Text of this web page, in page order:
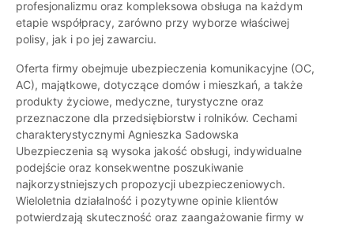
profesjonalizmu oraz kompleksowa obsługa na każdym
etapie współpracy, zarówno przy wyborze właściwej
polisy, jak i po jej zawarciu.
Oferta firmy obejmuje ubezpieczenia komunikacyjne (OC,
AC), majątkowe, dotyczące domów i mieszkań, a także
produkty życiowe, medyczne, turystyczne oraz
przeznaczone dla przedsiębiorstw i rolników. Cechami
charakterystycznymi Agnieszka Sadowska
Ubezpieczenia są wysoka jakość obsługi, indywidualne
podejście oraz konsekwentne poszukiwanie
najkorzystniejszych propozycji ubezpieczeniowych.
Wieloletnia działalność i pozytywne opinie klientów
potwierdzają skuteczność oraz zaangażowanie firmy w